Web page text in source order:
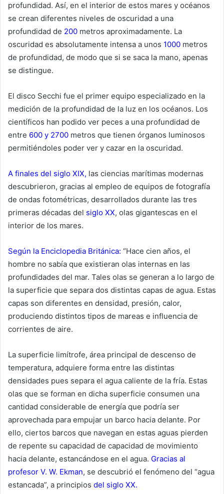
profundidad. Así, en el interior de estos mares y océanos
se crean diferentes niveles de oscuridad a una
profundidad de 200 metros aproximadamente. La
oscuridad es absolutamente intensa a unos 1000 metros
de profundidad, de modo que si se saca la mano, apenas
se distingue.
El disco Secchi fue el primer equipo especializado en la
medición de la profundidad de la luz en los océanos. Los
científicos han podido ver peces a una profundidad de
entre 600 y 2700 metros que tienen órganos luminosos
permitiéndoles poder ver y cazar en la oscuridad.
A finales del siglo XIX, las ciencias marítimas modernas
descubrieron, gracias al empleo de equipos de fotografía
de ondas fotométricas, desarrollados durante las tres
primeras décadas del siglo XX, olas gigantescas en el
interior de los mares.
Según la Enciclopedia Británica: “Hace cien años, el
hombre no sabía que existieran olas internas en las
profundidades del mar. Tales olas se generan a lo largo de
la superficie que separa dos distintas capas de agua. Estas
capas son diferentes en densidad, presión, calor,
produciendo distintos tipos de mareas e influencia de
corrientes de aire.
La superficie limítrofe, área principal de descenso de
temperatura, adquiere forma entre las distintas
densidades pues separa el agua caliente de la fría. Estas
olas que se forman en dicha superficie consumen una
cantidad considerable de energía que podría ser
aprovechada para empujar un barco hacia delante. Por
ello, ciertos barcos que navegan en estas aguas pierden
de repente su capacidad de capacidad de movimiento
hacia delante, estancándose en el agua. Gracias al
profesor V. W. Ekman, se descubrió el fenómeno del “agua
estancada”, a principios del siglo XX.